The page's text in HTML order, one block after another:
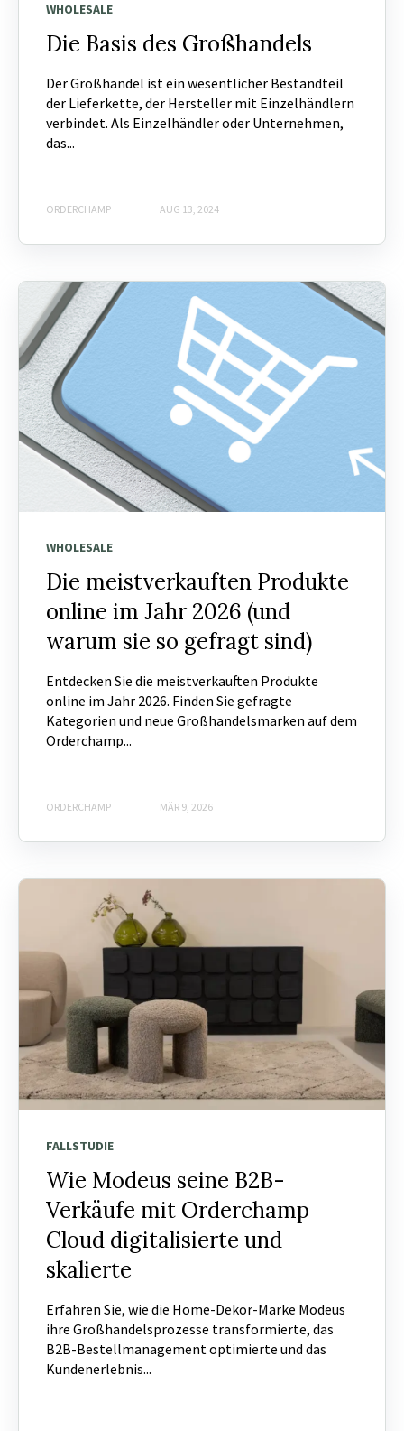
WHOLESALE
Die Basis des Großhandels
Der Großhandel ist ein wesentlicher Bestandteil
der Lieferkette, der Hersteller mit Einzelhändlern
verbindet. Als Einzelhändler oder Unternehmen,
das...
ORDERCHAMP AUG 13, 2024
WHOLESALE
Die meistverkauften Produkte
online im Jahr 2026 (und
warum sie so gefragt sind)
Entdecken Sie die meistverkauften Produkte
online im Jahr 2026. Finden Sie gefragte
Kategorien und neue Großhandelsmarken auf dem
Orderchamp...
ORDERCHAMP MÄR 9, 2026
FALLSTUDIE
Wie Modeus seine B2B-
Verkäufe mit Orderchamp
Cloud digitalisierte und
skalierte
Erfahren Sie, wie die Home-Dekor-Marke Modeus
ihre Großhandelsprozesse transformierte, das
B2B-Bestellmanagement optimierte und das
Kundenerlebnis...